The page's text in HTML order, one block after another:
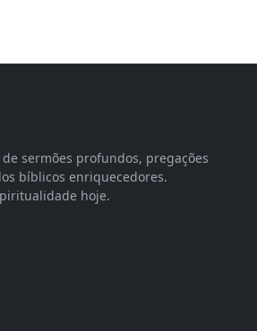
de sermões profundos, pregações
bíblicos enriquecedores.
hoje.